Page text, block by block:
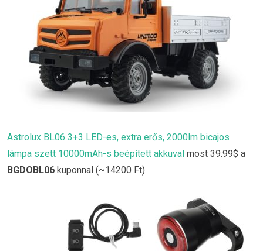
Astrolux BL06 3+3 LED-es, extra erős, 2000lm bicajos
lámpa szett 10000mAh-s beépített akkuval most 39.99$ a
BGDOBL06 kuponnal (~14200 Ft).